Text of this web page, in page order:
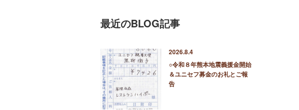
最近のBLOG記事
2026.8.4
○令和８年熊本地震義援金開始
＆ユニセフ募金のお礼とご報
告